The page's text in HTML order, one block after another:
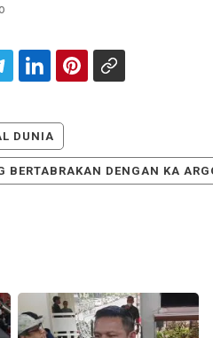
DUNIA
BERTABRAKAN DENGAN KA